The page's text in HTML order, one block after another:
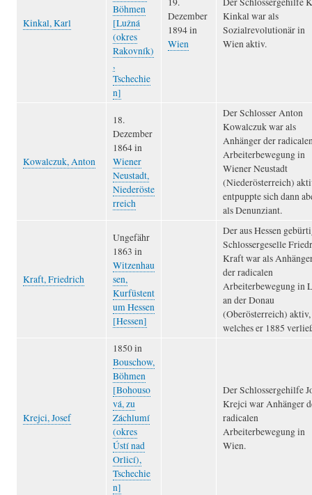
Kinkal, Karl
Böhmen
[Lužná
(okres
Rakovník)
,
Tschechie
n]
Dezember
1894 in
Wien
Kinkal war als
Sozialrevolutionär in
Wien aktiv.
Kowalczuk, Anton
18.
Dezember
1864 in
Wiener
Neustadt,
Niederöste
rreich
Der Schlosser Anton
Kowalczuk war als
Anhänger der
Arbeiterbewegung in
Wiener Neustadt
(Niederösterreich)
entpuppte sich dann
als Denunziant.
Kraft, Friedrich
Ungefähr
1863 in
Witzenhau
sen,
Kurfüstent
um Hessen
[Hessen]
Der aus Hessen
Schlossergeselle
Kraft war als
der radicalen
Arbeiterbewegung in
an der Donau
(Oberösterreich) aktiv,
welches er 1885
Krejci, Josef
1850 in
Bouschow,
Böhmen
[Bohouso
vá, zu
Záchlumí
(okres
Ústí nad
Orlicí),
Tschechie
n]
Der Schlossergehilfe
Krejci war Anhänger
radicalen
Arbeiterbewegung in
Wien.